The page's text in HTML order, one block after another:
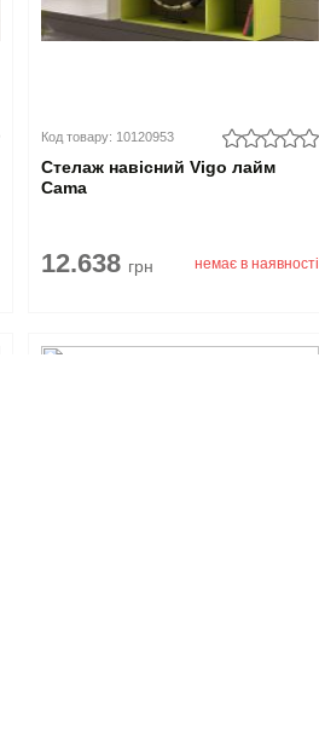
Код товару: 10120953
Стелаж навісний Vigo лайм
Cama
12.638 грн немає в наявності